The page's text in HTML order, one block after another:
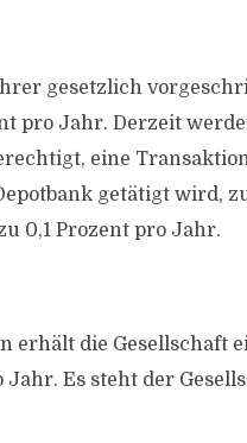
gesetzlich
pro Jahr. Derzeit
eine
getätigt wird,
0,1 Prozent pro Jahr.
erhält die Gesellschaft
Es steht der